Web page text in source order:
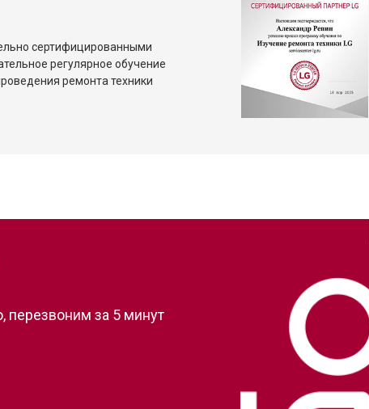
сертифицированными
регулярное обучение
ремонта техники
перезвоним за 5 минут